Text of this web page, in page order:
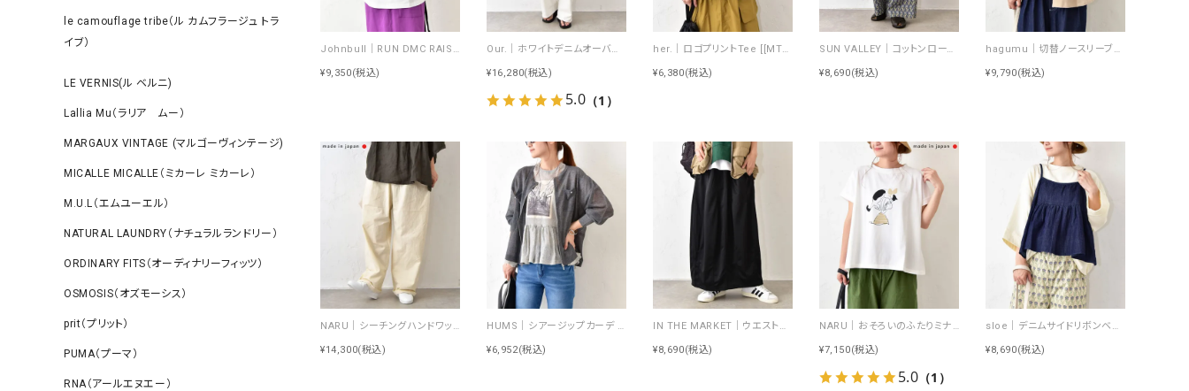
le camouflage tribe（ル カムフラージュ トラ
イブ）
LE VERNIS(ル ベルニ)
Lallia Mu（ラリア ムー）
MARGAUX VINTAGE (マルゴーヴィンテージ)
MICALLE MICALLE（ミカーレ ミカーレ）
M.U.L（エムユーエル）
NATURAL LAUNDRY（ナチュラルランドリー）
ORDINARY FITS（オーディナリーフィッツ）
OSMOSIS（オズモーシス）
prit（プリット）
PUMA（プーマ）
RNA（アールエヌエー）
Johnbull｜RUN DMC RAISING HELL Tee [[JT263C39]][C]
¥9,350(税込)
Our.｜ホワイトデニムオーバーオール [[Our-022-1]][C]
¥16,280(税込)
5.0（1）
her.｜ロゴプリントTee [[MTAH604-0721]][C]
¥6,380(税込)
SUN VALLEY｜コットンローンボタニカルプリントパンツ [[SK5060265]][C]
¥8,690(税込)
hagumu｜切替ノースリーブプルオーバー [[66361091]][C]
¥9,790(税込)
NARU｜シーチングハンドワッシャーノッポパンツ [[643855BE]][C]
¥14,300(税込)
HUMS｜シアージップカーデ [[RNK-2674]][C]
¥6,952(税込)
IN THE MARKET｜ウエストイージートラック素材スカート [[C-2570]][C]
¥8,690(税込)
NARU｜おそろいのふたりミナミシャツ [[672010]][C]
¥7,150(税込)
5.0（1）
sloe｜デニムサイドリボンベスト [[4404239-H]][C]
¥8,690(税込)